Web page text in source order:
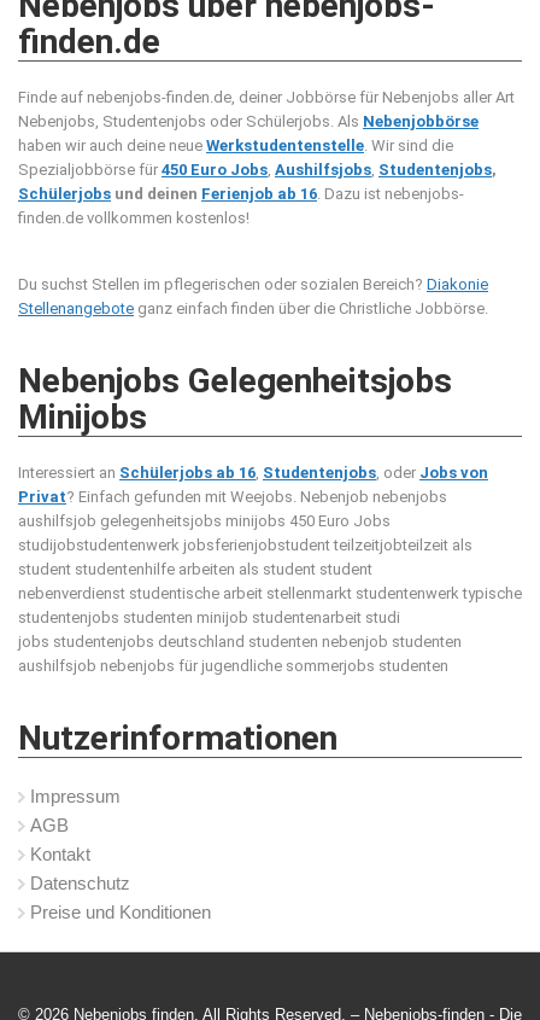
finden.de
Finde auf nebenjobs-finden.de, deiner Jobbörse für Nebenjobs aller Art
Nebenjobs, Studentenjobs oder Schülerjobs. Als Nebenjobbörse
haben wir auch deine neue Werkstudentenstelle. Wir sind die
Spezialjobbörse für 450 Euro Jobs, Aushilfsjobs, Studentenjobs,
Schülerjobs und deinen Ferienjob ab 16. Dazu ist nebenjobs-
finden.de vollkommen kostenlos!
Du suchst Stellen im pflegerischen oder sozialen Bereich? Diakonie
Stellenangebote ganz einfach finden über die Christliche Jobbörse.
Nebenjobs Gelegenheitsjobs
Minijobs
Interessiert an Schülerjobs ab 16, Studentenjobs, oder Jobs von
Privat? Einfach gefunden mit Weejobs. Nebenjob nebenjobs
aushilfsjob gelegenheitsjobs minijobs 450 Euro Jobs
studijobstudentenwerk jobsferienjobstudent teilzeitjobteilzeit als
student studentenhilfe arbeiten als student student
nebenverdienst studentische arbeit stellenmarkt studentenwerk typische
studentenjobs studenten minijob studentenarbeit studi
jobs studentenjobs deutschland studenten nebenjob studenten
aushilfsjob nebenjobs für jugendliche sommerjobs studenten
Nutzerinformationen
Impressum
AGB
Kontakt
Datenschutz
Preise und Konditionen
© 2026 Nebenjobs finden. All Rights Reserved. – Nebenjobs-finden - Die